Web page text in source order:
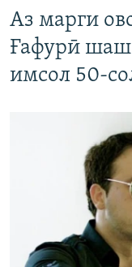
Аз марги
Ғафурӣ шаш
имсол 50-